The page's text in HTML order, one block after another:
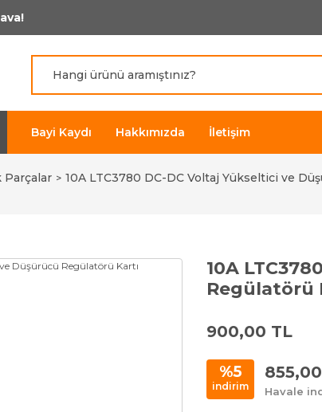
Bayi Kaydı Hakkımızda İletişim
Parçalar 10A LTC3780 DC-DC Voltaj Yükseltici ve
10A
Regülatörü
900,00 TL
%5
indirim Havale